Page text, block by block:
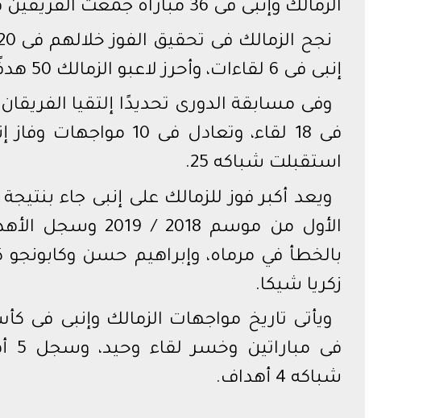
الزمالك وإنبى فى 36 مباراة جمعت الفريقين في جميع المسابقات.
إنبى فى 6 لقاءات، وأحرز لاعبو الزمالك 50 هدفًا فيما استقبلت شباكه 39 هدف.
استقبلت شباكه 25.
الأول من موسم
بالخطأ في مرماه، وإبراهيم حسن
زكريا شيكا.
شباكه 4 أهداف.